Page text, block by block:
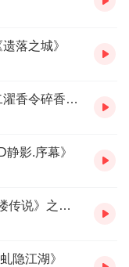
落之城》
【广播剧】语笑嫣然原著广播剧《十二濯香令碎香谍》
影.序幕》
【广播剧】全一期古风BG广播剧《小楼传说》之方轻尘同人《红尘碎》
隐江湖》